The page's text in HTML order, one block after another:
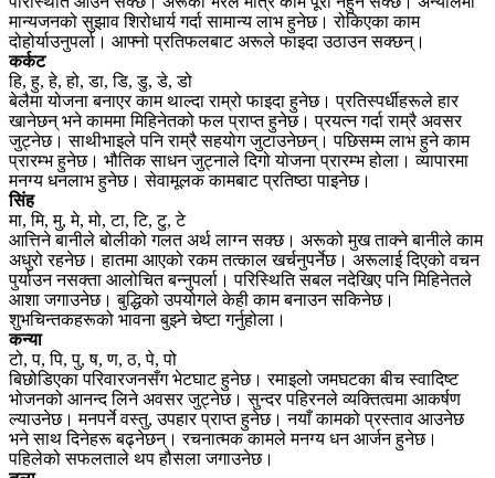
मान्यजनको सुझाव शिरोधार्य गर्दा सामान्य लाभ हुनेछ। रोकिएका काम
दोहोर्याउनुपर्ला। आफ्नो प्रतिफलबाट अरूले फाइदा उठाउन सक्छन्।
कर्कट
हि, हु, हे, हो, डा, डि, डु, डे, डो
बेलैमा योजना बनाएर काम थाल्दा राम्रो फाइदा हुनेछ। प्रतिस्पर्धीहरूले हार
खानेछन् भने काममा मिहिनेतको फल प्राप्त हुनेछ। प्रयत्न गर्दा राम्रै अवसर
जुट्नेछ। साथीभाइले पनि राम्रै सहयोग जुटाउनेछन्। पछिसम्म लाभ हुने काम
प्रारम्भ हुनेछ। भौतिक साधन जुट्नाले दिगो योजना प्रारम्भ होला। व्यापारमा
मनग्य धनलाभ हुनेछ। सेवामूलक कामबाट प्रतिष्ठा पाइनेछ।
सिंह
मा, मि, मु, मे, मो, टा, टि, टु, टे
आत्तिने बानीले बोलीको गलत अर्थ लाग्न सक्छ। अरूको मुख ताक्ने बानीले काम
अधुरो रहनेछ। हातमा आएको रकम तत्काल खर्चनुपर्नेछ। अरूलाई दिएको वचन
पुर्याउन नसक्ता आलोचित बन्नुपर्ला। परिस्थिति सबल नदेखिए पनि मिहिनेतले
आशा जगाउनेछ। बुद्धिको उपयोगले केही काम बनाउन सकिनेछ।
शुभचिन्तकहरूको भावना बुझ्ने चेष्टा गर्नुहोला।
कन्या
टो, प, पि, पु, ष, ण, ठ, पे, पो
बिछोडिएका परिवारजनसँग भेटघाट हुनेछ। रमाइलो जमघटका बीच स्वादिष्ट
भोजनको आनन्द लिने अवसर जुट्नेछ। सुन्दर पहिरनले व्यक्तित्वमा आकर्षण
ल्याउनेछ। मनपर्ने वस्तु, उपहार प्राप्त हुनेछ। नयाँ कामको प्रस्ताव आउनेछ
भने साथ दिनेहरू बढ्नेछन्। रचनात्मक कामले मनग्य धन आर्जन हुनेछ।
पहिलेको सफलताले थप हौसला जगाउनेछ।